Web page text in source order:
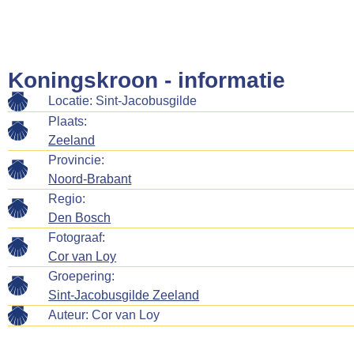
Koningskroon - informatie
Locatie: Sint-Jacobusgilde
Plaats:
Zeeland
Provincie:
Noord-Brabant
Regio:
Den Bosch
Fotograaf:
Cor van Loy
Groepering:
Sint-Jacobusgilde Zeeland
Auteur:Cor van Loy